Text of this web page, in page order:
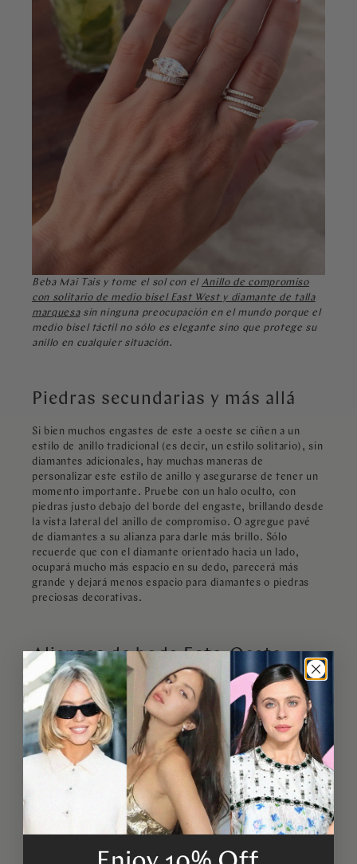
Beba Mai Tais y tome el sol con el Anillo de compromiso
con solitario de medio bisel East West y diamante de talla
marquesasin ninguna preocupación en el mundo porque el
medio bisel táctil no sólo es elegante sino que protege su
anillo en cualquier situación.
Piedras secundarias y más allá
Si bien muchos engastes de este a oeste se ciñen a un
estilo de anillo tradicional (es decir, un estilo solitario), sin
diamantes adicionales, hay muchas maneras de
personalizar este estilo de anillo y asegurarse de tener un
momento importante. Pruebe con un halo oculto, con
piedras justo debajo del borde del engaste, brillando desde
la vista lateral del anillo de compromiso. O agregue pavé
de diamantes a su alianza para darle más brillo. Sólo
recuerde que con el diamante orientado hacia un lado,
ocupará mucho más espacio en su dedo, parecerá más
grande y dejará menos espacio para diamantes o piedras
preciosas decorativas.
Alianzas de boda Este-Oeste
Si desea la elegancia atemporal de un juego de anillo de
compromiso y anillo de boda a juego pero quiere disfrutar
del entorno este-oeste, no se preocupe. Todavía puedes
combinar muchas bandas con este estilo de anillo. Sólo
tenga en cuenta que puede haber una ligera diferencia
entre ellos. También puedes realzar el look con una alianza
de boda este-oeste igualmente encantadora.Diamantes
talla esmeralda este-oesteLuce espectacular con una
alianza de eternidad de diamantes. Es una apariencia
atemporal con el sutil giro de los diamantes engastados
comprar un poco más de color conuna banda de diamantes